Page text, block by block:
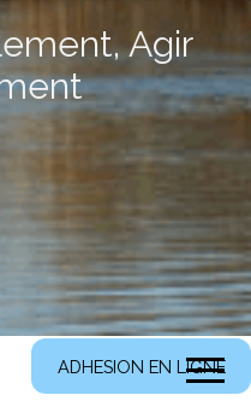
Agir
ADHESION EN LIGNE